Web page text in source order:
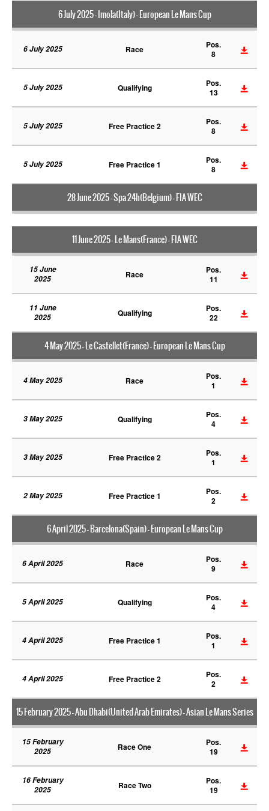
6 July 2025 - Imola(Italy) - European Le Mans Cup
6 July 2025 Race
Pos.
8
5 July 2025 Qualifying
Pos.
13
5 July 2025 Free Practice 2
Pos.
8
5 July 2025 Free Practice 1
Pos.
8
28 June 2025 - Spa 24h(Belgium) - FIA WEC
11 June 2025 - Le Mans(France) - FIA WEC
15 June
2025
Race
Pos.
11
11 June
2025
Qualifying
Pos.
22
4 May 2025 - Le Castellet(France) - European Le Mans Cup
4 May 2025 Race
Pos.
1
3 May 2025 Qualifying
Pos.
4
3 May 2025 Free Practice 2
Pos.
1
2 May 2025 Free Practice 1
Pos.
2
6 April 2025 - Barcelona(Spain) - European Le Mans Cup
6 April 2025 Race
Pos.
9
5 April 2025 Qualifying
Pos.
4
4 April 2025 Free Practice 1
Pos.
1
4 April 2025 Free Practice 2
Pos.
2
15 February 2025 - Abu Dhabi(United Arab Emirates) - Asian Le Mans Series
15 February
2025
Race One
Pos.
19
16 February
2025
Race Two
Pos.
19